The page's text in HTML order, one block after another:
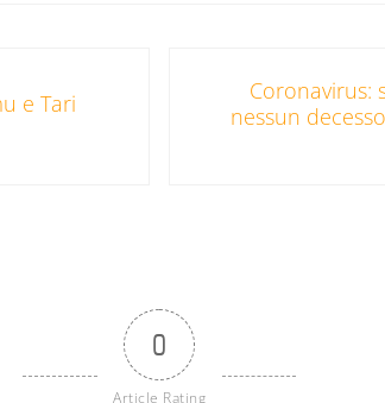
e Tari
Coronavirus:
nessun
0
Article Rating